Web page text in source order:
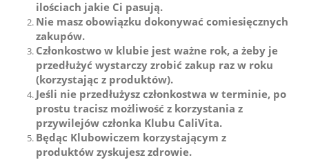
ilościach jakie Ci pasują.
Nie masz obowiązku dokonywać comiesięcznych
zakupów.
Członkostwo w klubie jest ważne rok, a żeby je
przedłużyć wystarczy zrobić zakup raz w roku
(korzystając z produktów).
Jeśli nie przedłużysz członkostwa w terminie, po
prostu tracisz możliwość z korzystania z
przywilejów członka Klubu CaliVita.
Będąc Klubowiczem korzystającym z
produktów zyskujesz zdrowie.